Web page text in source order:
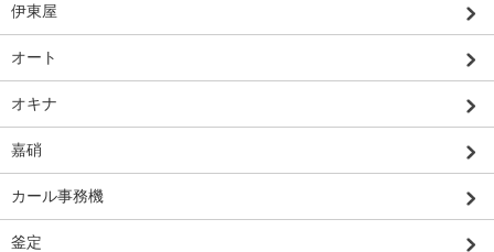
伊東屋
オート
オキナ
嘉硝
カール事務機
釜定